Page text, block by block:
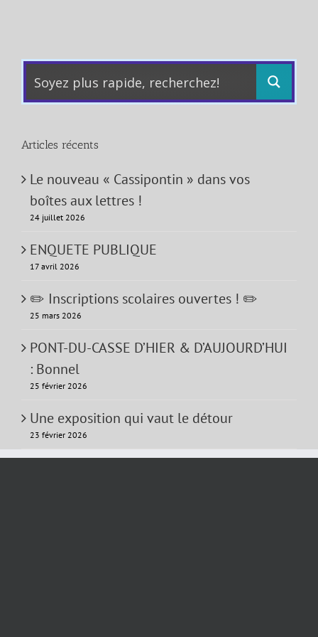
Articles récents
Le nouveau « Cassipontin » dans vos
boîtes aux lettres !
24 juillet 2026
ENQUETE PUBLIQUE
17 avril 2026
✏️ Inscriptions scolaires ouvertes ! ✏️
25 mars 2026
PONT-DU-CASSE D’HIER & D’AUJOURD’HUI
: Bonnel
25 février 2026
Une exposition qui vaut le détour
23 février 2026